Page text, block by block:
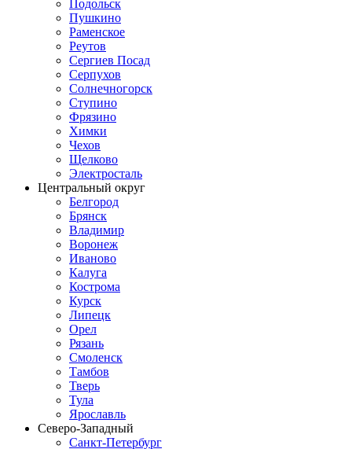
Подольск
Пушкино
Раменское
Реутов
Сергиев Посад
Серпухов
Солнечногорск
Ступино
Фрязино
Химки
Чехов
Щелково
Электросталь
Центральный округ
Белгород
Брянск
Владимир
Воронеж
Иваново
Калуга
Кострома
Курск
Липецк
Орел
Рязань
Смоленск
Тамбов
Тверь
Тула
Ярославль
Северо-Западный
Санкт-Петербург